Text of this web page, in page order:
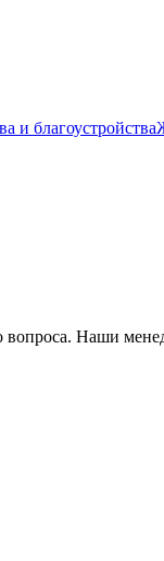
и благоустройства
вопроса. Наши